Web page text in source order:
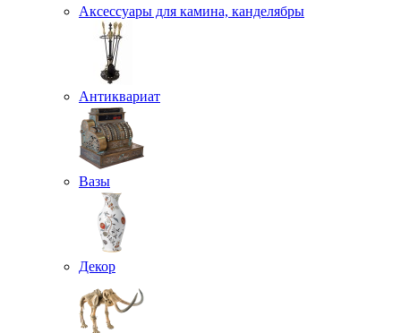
Аксессуары для камина, канделябры
Антиквариат
Вазы
Декор